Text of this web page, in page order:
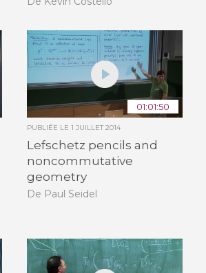
01:01:50
PUBLIÉE LE 1 JUILLET 2014
Lefschetz pencils and
noncommutative
geometry
De Paul Seidel